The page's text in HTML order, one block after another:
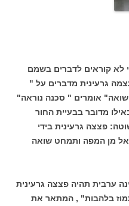
לא קוראים לדברים בשמם
גרעינית מדברים על "
אומרים " סכנה נוראה"
מדובר בבעיית החור
פצצה גרעינית בידי
מן המפה ותמחט שואה
ערבית תהיה פצצה גרעינית
בלהבות" , המתאר את